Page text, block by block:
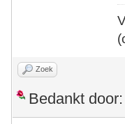
Zoek
Bedankt door: